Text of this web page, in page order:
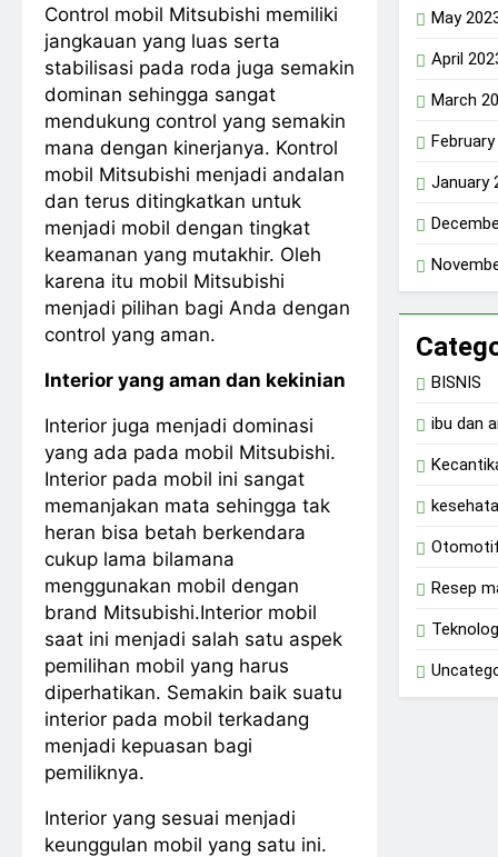
Control mobil Mitsubishi memiliki
jangkauan yang luas serta
stabilisasi pada roda juga semakin
dominan sehingga sangat
mendukung control yang semakin
mana dengan kinerjanya. Kontrol
mobil Mitsubishi menjadi andalan
dan terus ditingkatkan untuk
menjadi mobil dengan tingkat
keamanan yang mutakhir. Oleh
karena itu mobil Mitsubishi
menjadi pilihan bagi Anda dengan
control yang aman.
Interior yang aman dan kekinian
Interior juga menjadi dominasi
yang ada pada mobil Mitsubishi.
Interior pada mobil ini sangat
memanjakan mata sehingga tak
heran bisa betah berkendara
cukup lama bilamana
menggunakan mobil dengan
brand Mitsubishi.Interior mobil
saat ini menjadi salah satu aspek
pemilihan mobil yang harus
diperhatikan. Semakin baik suatu
interior pada mobil terkadang
menjadi kepuasan bagi
pemiliknya.
Interior yang sesuai menjadi
keunggulan mobil yang satu ini.
May
April
March
January
BISNIS
ibu dan
Resep